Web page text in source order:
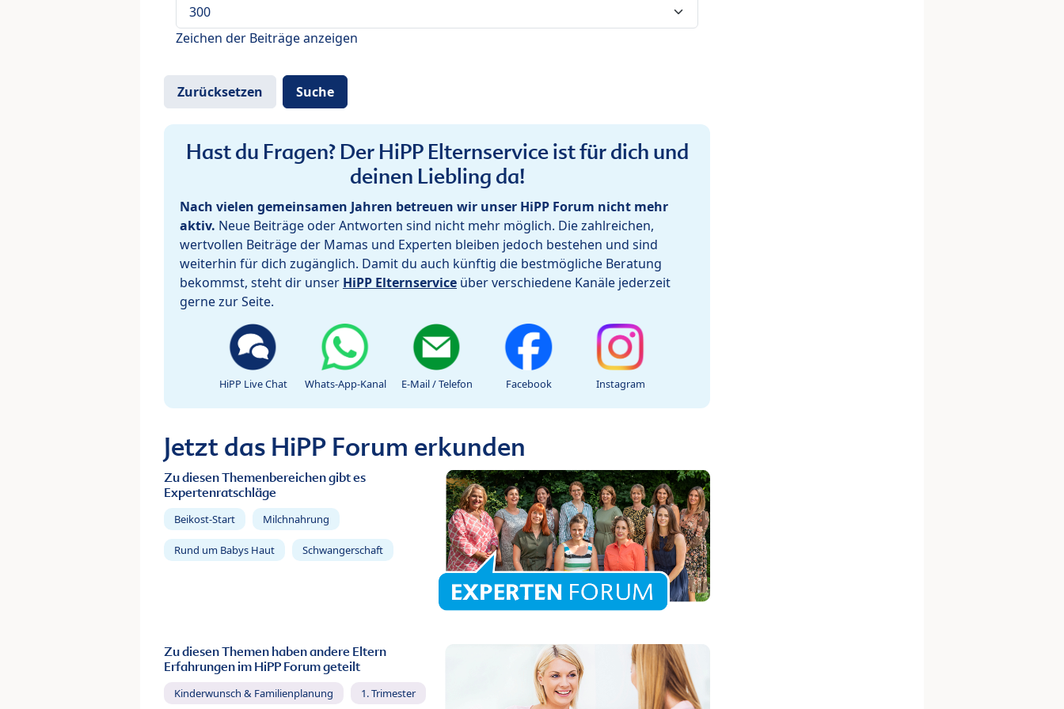
Zeichen der Beiträge anzeigen
Hast du Fragen? Der HiPP Elternservice ist für dich und
deinen Liebling da!
Nach vielen gemeinsamen Jahren betreuen wir unser HiPP Forum nicht mehr
aktiv. Neue Beiträge oder Antworten sind nicht mehr möglich. Die zahlreichen,
wertvollen Beiträge der Mamas und Experten bleiben jedoch bestehen und sind
weiterhin für dich zugänglich. Damit du auch künftig die bestmögliche Beratung
bekommst, steht dir unser HiPP Elternservice über verschiedene Kanäle jederzeit
gerne zur Seite.
HiPP Live Chat Whats-App-Kanal E-Mail / Telefon Facebook Instagram
Jetzt das HiPP Forum erkunden
Zu diesen Themenbereichen gibt es
Expertenratschläge
Beikost-Start Milchnahrung
Rund um Babys Haut Schwangerschaft
Zu diesen Themen haben andere Eltern
Erfahrungen im HiPP Forum geteilt
Kinderwunsch & Familienplanung 1. Trimester